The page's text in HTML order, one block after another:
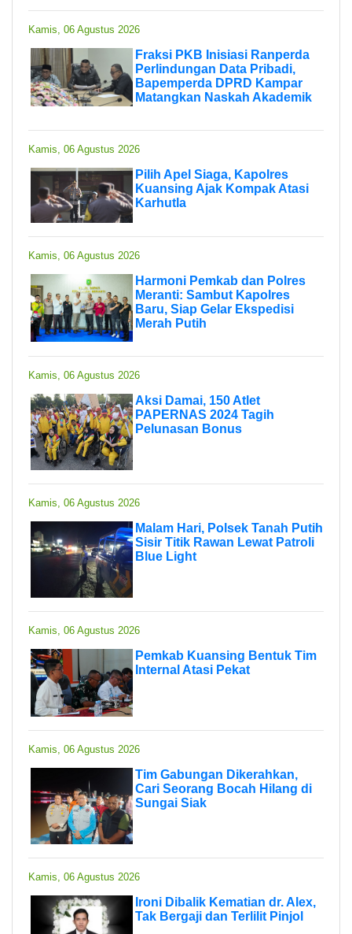
Kamis, 06 Agustus 2026
Fraksi PKB Inisiasi Ranperda
Perlindungan Data Pribadi,
Bapemperda DPRD Kampar
Matangkan Naskah Akademik
Kamis, 06 Agustus 2026
Pilih Apel Siaga, Kapolres
Kuansing Ajak Kompak Atasi
Karhutla
Kamis, 06 Agustus 2026
Harmoni Pemkab dan Polres
Meranti: Sambut Kapolres
Baru, Siap Gelar Ekspedisi
Merah Putih
Kamis, 06 Agustus 2026
Aksi Damai, 150 Atlet
PAPERNAS 2024 Tagih
Pelunasan Bonus
Kamis, 06 Agustus 2026
Malam Hari, Polsek Tanah Putih
Sisir Titik Rawan Lewat Patroli
Blue Light
Kamis, 06 Agustus 2026
Pemkab Kuansing Bentuk Tim
Internal Atasi Pekat
Kamis, 06 Agustus 2026
Tim Gabungan Dikerahkan,
Cari Seorang Bocah Hilang di
Sungai Siak
Kamis, 06 Agustus 2026
Ironi Dibalik Kematian dr. Alex,
Tak Bergaji dan Terlilit Pinjol